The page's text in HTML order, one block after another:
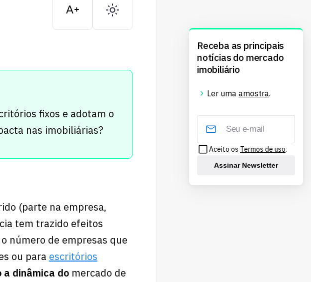
fixos e adotam o
nas imobiliárias?
(parte na empresa,
tem trazido efeitos
número de empresas que
ou para escritórios
a dinâmica do mercado de
Receba as principais
notícias do mercado
imobiliário
Ler uma amostra.
Aceito os Termos de uso.
Assinar Newsletter